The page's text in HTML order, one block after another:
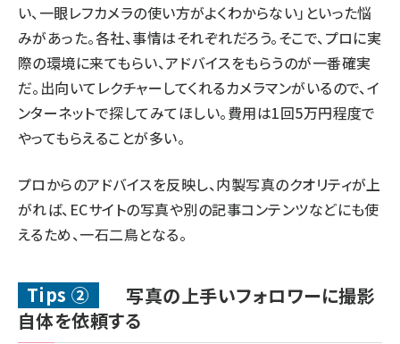
い、一眼レフカメラの使い方がよくわからない」といった悩
みがあった。各社、事情はそれぞれだろう。そこで、プロに実
際の環境に来てもらい、アドバイスをもらうのが一番確実
だ。出向いてレクチャーしてくれるカメラマンがいるので、イ
ンターネットで探してみてほしい。費用は1回5万円程度で
やってもらえることが多い。
プロからのアドバイスを反映し、内製写真のクオリティが上
がれば、ECサイトの写真や別の記事コンテンツなどにも使
えるため、一石二鳥となる。
Tips ②
写真の上手いフォロワーに撮影
自体を依頼する